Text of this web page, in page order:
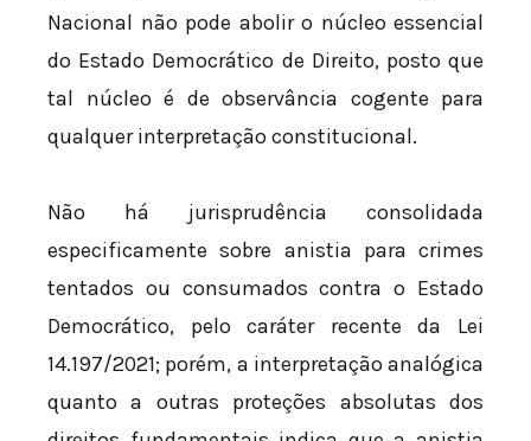
Nacional não pode abolir o núcleo essencial
do Estado Democrático de Direito, posto que
tal núcleo é de observância cogente para
qualquer interpretação constitucional.
Não há jurisprudência consolidada
especificamente sobre anistia para crimes
tentados ou consumados contra o Estado
Democrático, pelo caráter recente da Lei
14.197/2021; porém, a interpretação analógica
quanto a outras proteções absolutas dos